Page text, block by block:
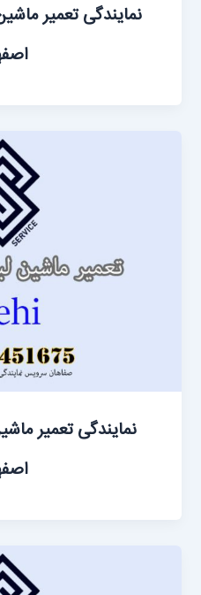
نمایندگی تعمیر
نمایندگی تعمیر